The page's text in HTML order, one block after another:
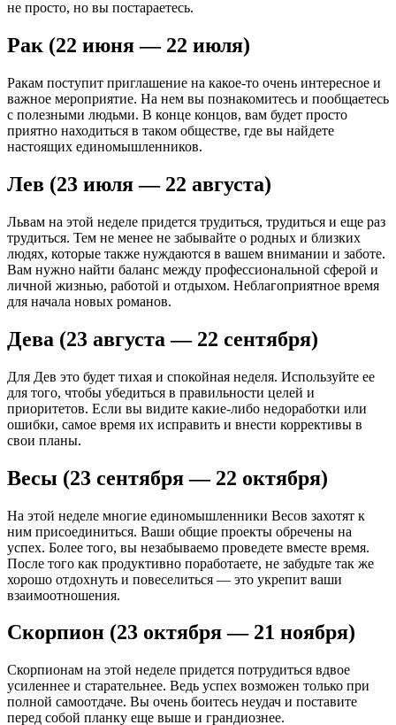
не просто, но вы постараетесь.
Рак (22 июня — 22 июля)
Ракам поступит приглашение на какое-то очень интересное и
важное мероприятие. На нем вы познакомитесь и пообщаетесь
с полезными людьми. В конце концов, вам будет просто
приятно находиться в таком обществе, где вы найдете
настоящих единомышленников.
Лев (23 июля — 22 августа)
Львам на этой неделе придется трудиться, трудиться и еще раз
трудиться. Тем не менее не забывайте о родных и близких
людях, которые также нуждаются в вашем внимании и заботе.
Вам нужно найти баланс между профессиональной сферой и
личной жизнью, работой и отдыхом. Неблагоприятное время
для начала новых романов.
Дева (23 августа — 22 сентября)
Для Дев это будет тихая и спокойная неделя. Используйте ее
для того, чтобы убедиться в правильности целей и
приоритетов. Если вы видите какие-либо недоработки или
ошибки, самое время их исправить и внести коррективы в
свои планы.
Весы (23 сентября — 22 октября)
На этой неделе многие единомышленники Весов захотят к
ним присоединиться. Ваши общие проекты обречены на
успех. Более того, вы незабываемо проведете вместе время.
После того как продуктивно поработаете, не забудьте так же
хорошо отдохнуть и повеселиться — это укрепит ваши
взаимоотношения.
Скорпион (23 октября — 21 ноября)
Скорпионам на этой неделе придется потрудиться вдвое
усиленнее и старательнее. Ведь успех возможен только при
полной самоотдаче. Вы очень боитесь неудач и поставите
перед собой планку еще выше и грандиознее.